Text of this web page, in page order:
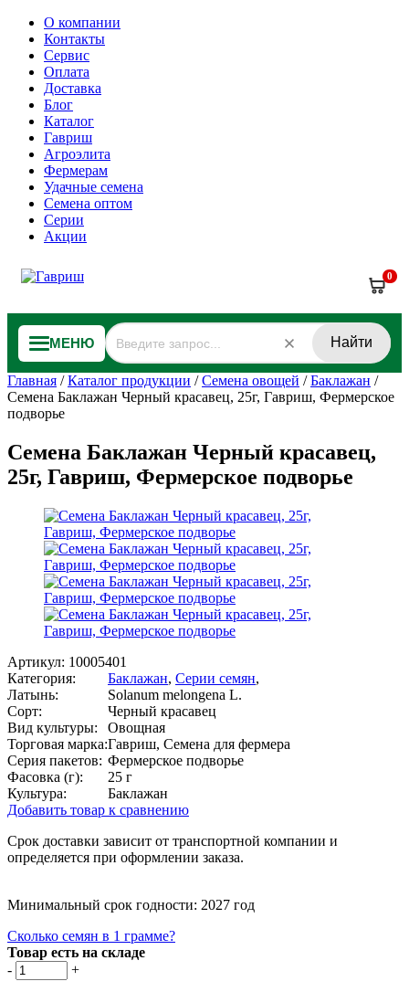
О компании
Контакты
Сервис
Оплата
Доставка
Блог
Каталог
Гавриш
Агроэлита
Фермерам
Удачные семена
Семена оптом
Серии
Акции
0
МЕНЮ Найти
Главная /Каталог продукции /Семена овощей /Баклажан /
Семена Баклажан Черный красавец, 25г, Гавриш, Фермерское
подворье
Семена Баклажан Черный красавец,
25г, Гавриш, Фермерское подворье
Артикул: 10005401
Категория:
Баклажан, Серии семян,
Латынь:
Solanum melongena L.
Сорт:
Черный красавец
Вид культуры:
Овощная
Торговая марка:Гавриш, Семена для фермера
Серия пакетов: Фермерское подворье
Фасовка (г):
25 г
Культура:
Баклажан
Добавить товар к сравнению
Срок доставки зависит от транспортной компании и
определяется при оформлении заказа.
Минимальный срок годности: 2027 год
Сколько семян в 1 грамме?
Товар есть на складе
-
+